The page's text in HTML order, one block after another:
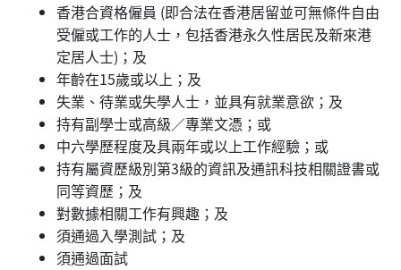
香港合資格僱員 (即合法在香港居留並可無條件自由
受僱或工作的人士，包括香港永久性居民及新來港
定居人士)；及
年齡在15歲或以上；及
失業、待業或失學人士，並具有就業意欲；及
持有副學士或高級／專業文憑；或
中六學歷程度及具兩年或以上工作經驗；或
持有屬資歷級別第3級的資訊及通訊科技相關證書或
同等資歷；及
對數據相關工作有興趣；及
須通過入學測試；及
須通過面試